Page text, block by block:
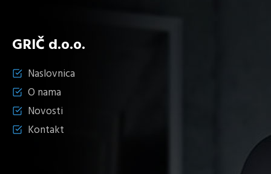
GRIČ d.o.o.
Naslovnica
O nama
Novosti
Kontakt